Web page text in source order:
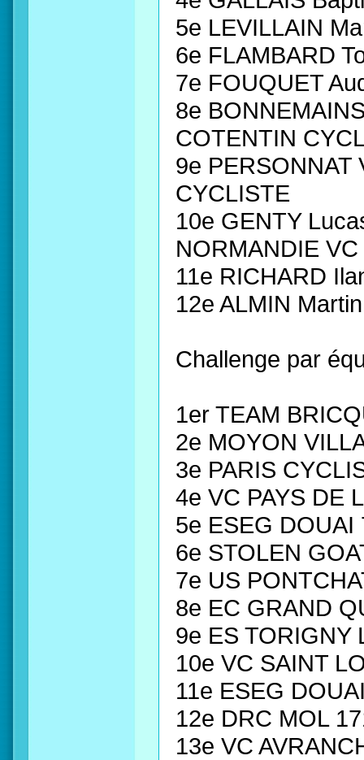
5e LEVILLAIN
6e FLAMBARD
7e FOUQUET
8e
COTENTIN
9e PERSONNAT
CYCLISTE
10e GENTY
NORMANDIE VC
11e RICHARD
12e ALMIN
Challenge par
1er TEAM
2e MOYON
3e PARIS
4e VC PAYS DE
5e ESEG DOUAI
6e STOLEN
7e US
8e EC GRAND
9e ES TORIGNY
10e VC SAINT
11e ESEG
12e DRC MOL
13e VC